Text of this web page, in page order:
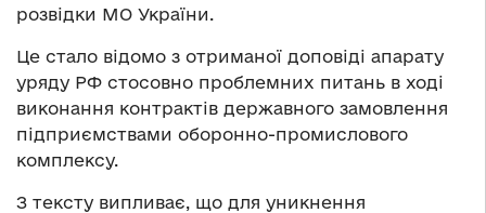
розвідки МО України.
Це стало відомо з отриманої доповіді апарату
уряду РФ стосовно проблемних питань в ході
виконання контрактів державного замовлення
підприємствами оборонно-промислового
комплексу.
З тексту випливає, що для уникнення